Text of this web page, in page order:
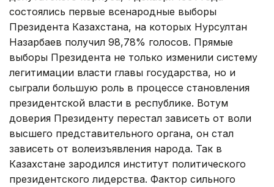
состоялись первые всенародные выборы
Президента Казахстана, на которых Нурсултан
Назарбаев получил 98,78% голосов. Прямые
выборы Президента не только изменили систему
легитимации власти главы государства, но и
сыграли большую роль в процессе становления
президентской власти в республике. Вотум
доверия Президенту перестал зависеть от воли
высшего представительного органа, он стал
зависеть от волеизъявления народа. Так в
Казахстане зародился институт политического
президентского лидерства. Фактор сильного